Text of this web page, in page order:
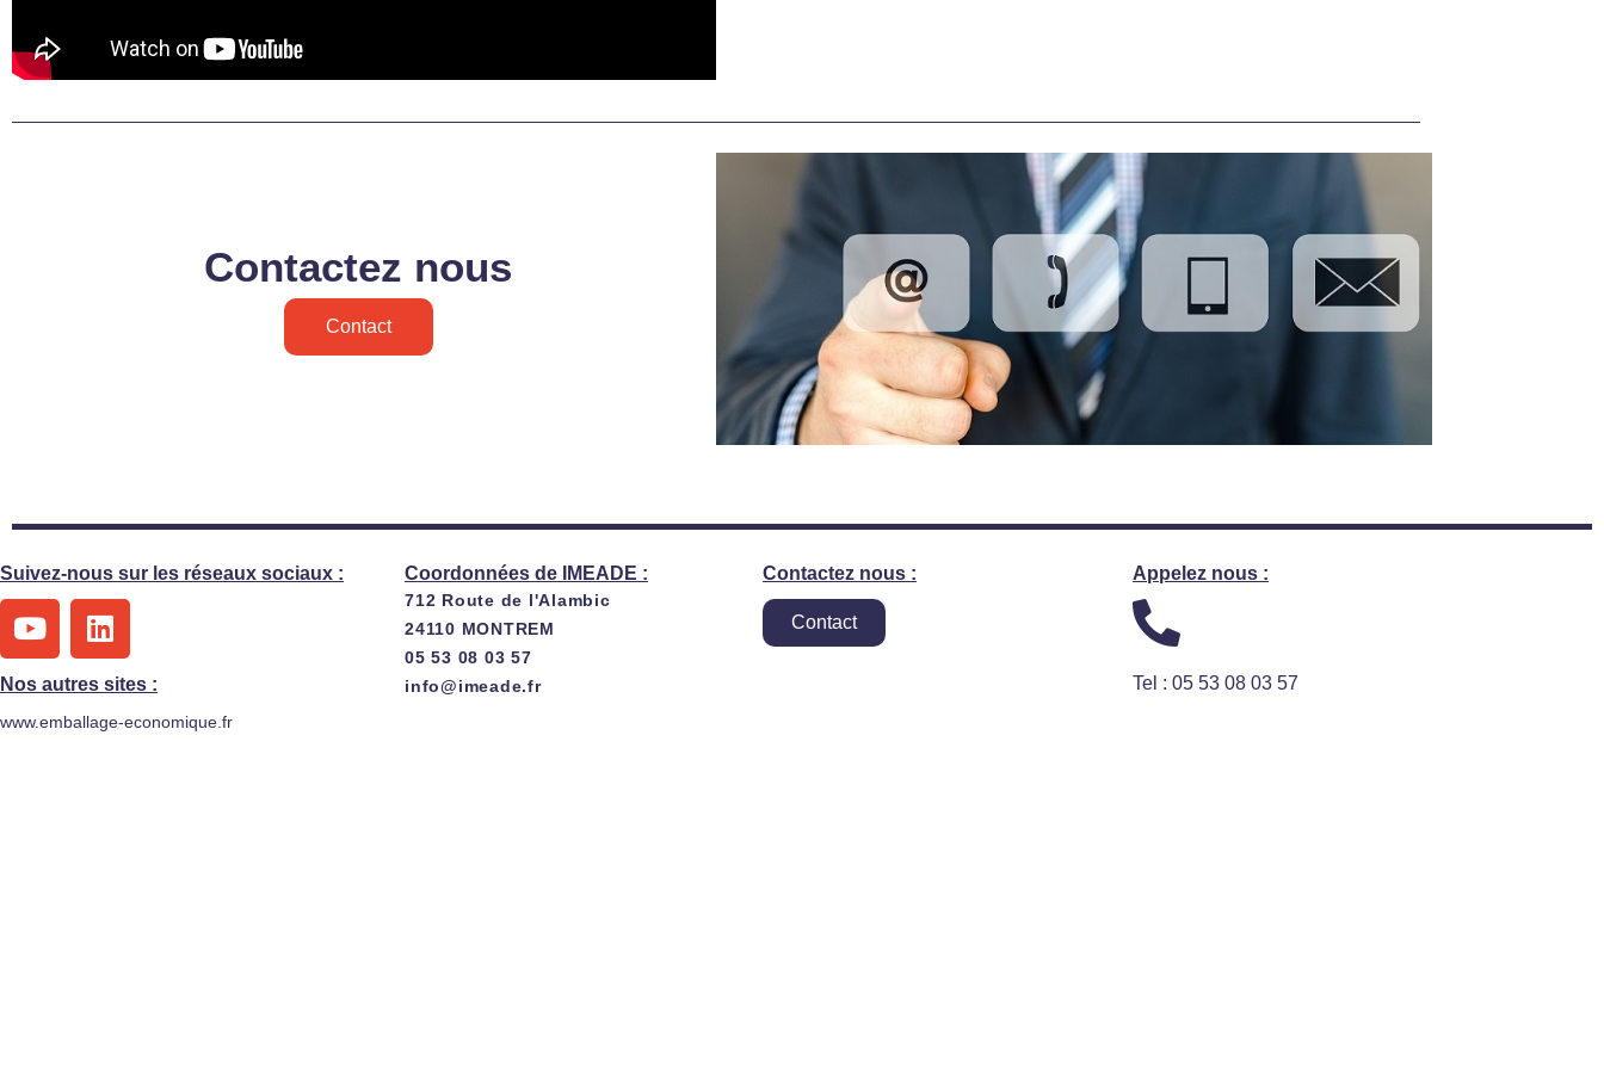
Contactez nous
Contact
Suivez-nous sur les réseaux sociaux :
Y
o
u
t
u
L
i
n
k
e
Nos autres sites :
www.emballage-economique.fr
Coordonnées de IMEADE :
712 Route de l'Alambic
24110 MONTREM
05 53 08 03 57
info@imeade.fr
Contactez nous :
Contact
Appelez nous :
Tel : 05 53 08 03 57